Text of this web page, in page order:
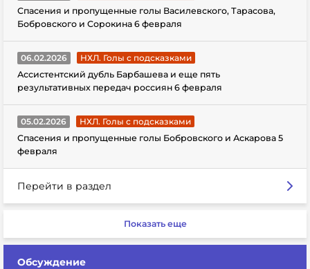
Спасения и пропущенные голы Василевского, Тарасова,
Бобровского и Сорокина 6 февраля
06.02.2026
НХЛ. Голы с подсказками
Ассистентский дубль Барбашева и еще пять
результативных передач россиян 6 февраля
05.02.2026
НХЛ. Голы с подсказками
Спасения и пропущенные голы Бобровского и Аскарова 5
февраля
Перейти в раздел
Показать еще
Обсуждение